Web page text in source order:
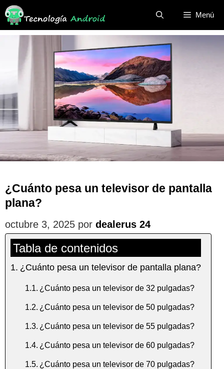
Saltar
contenido
Menú
¿Cuánto pesa un televisor de pantalla
plana?
octubre 3, 2025 por dealerus 24
Tabla de contenidos
¿Cuánto pesa un televisor de pantalla plana?
¿Cuánto pesa un televisor de 32 pulgadas?
¿Cuánto pesa un televisor de 50 pulgadas?
¿Cuánto pesa un televisor de 55 pulgadas?
¿Cuánto pesa un televisor de 60 pulgadas?
¿Cuánto pesa un televisor de 70 pulgadas?